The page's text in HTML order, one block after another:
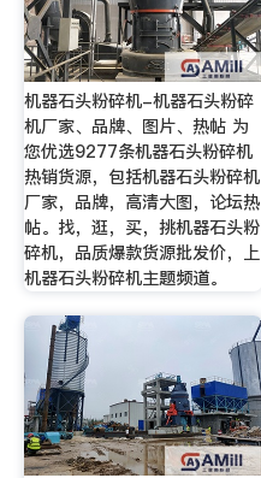
机器石头粉碎机-机器石头粉碎
机厂家、品牌、图片、热帖 为
您优选9277条机器石头粉碎机
热销货源，包括机器石头粉碎机
厂家，品牌，高清大图，论坛热
帖。找，逛，买，挑机器石头粉
碎机，品质爆款货源批发价，上
机器石头粉碎机主题频道。